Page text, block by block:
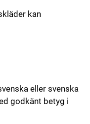
kan
eller svenska
godkänt betyg i